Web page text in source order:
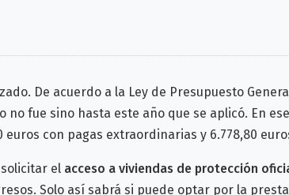
De acuerdo a la Ley de Presupuesto
no fue sino hasta este año que se aplicó. En
euros con pagas extraordinarias y 6.778,80
el acceso a viviendas de protección
Solo así sabrá si puede optar por la